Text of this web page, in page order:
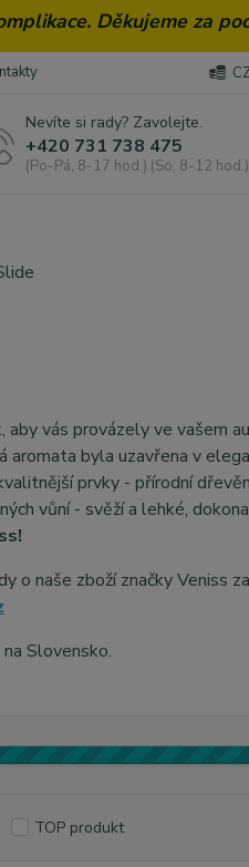
Děkujeme za
Nevíte si rady? Zavolejte.
+420 731 738 475
(Po-Pá, 8-17 hod.) (So, 8-12 hod.)
vás provázely ve vašem
aromata byla uzavřena v
prvky - přírodní
vůní - svěží a lehké,
o naše zboží značky Veniss
Slovensko.
TOP produkt